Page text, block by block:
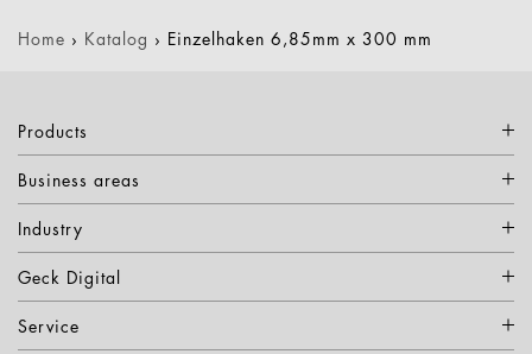
Home › Katalog › Einzelhaken 6,85mm x 300 mm
Products
Business areas
Industry
Geck Digital
Service